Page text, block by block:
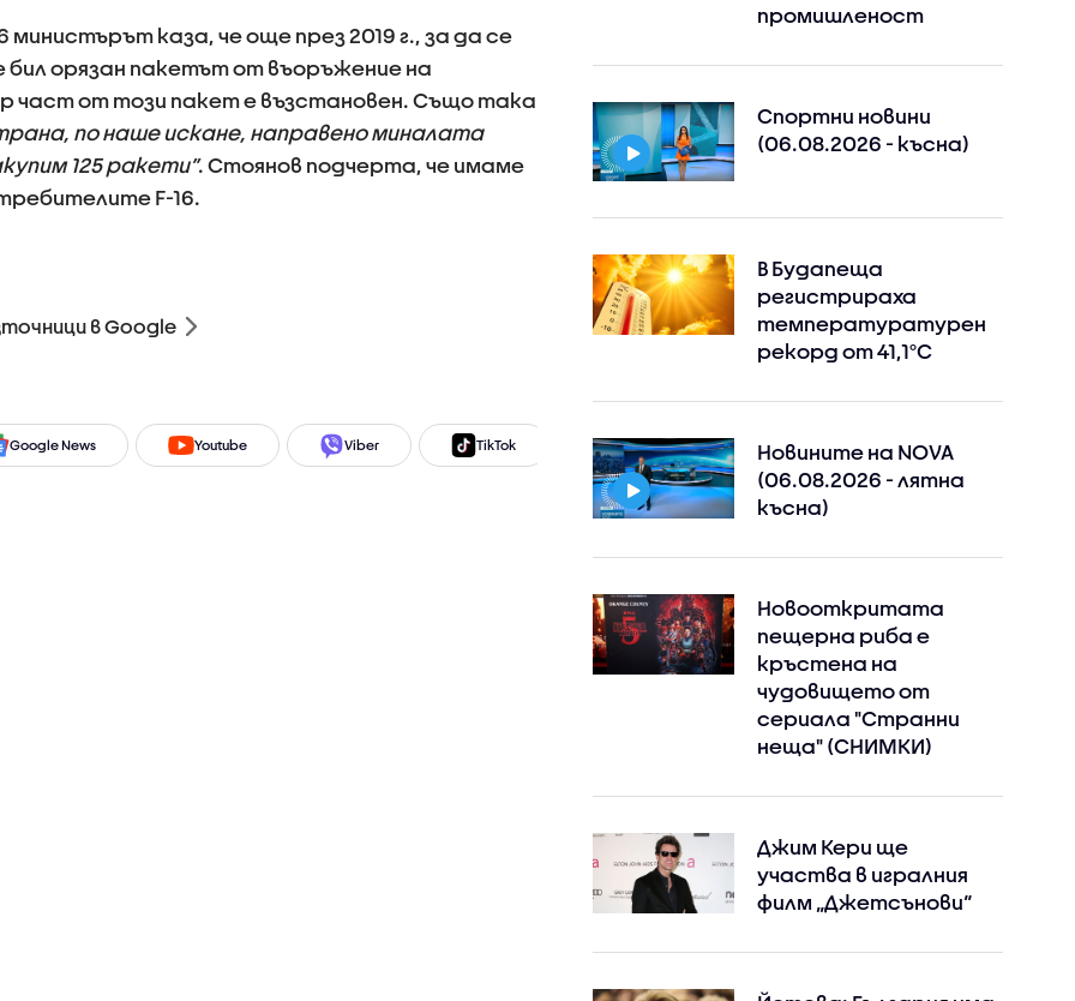
министърът каза, че още през 2019 г., за да се
орязан пакетът от въоръжение на
част от този пакет е възстановен. Също така
по наше искане, направено миналата
125 ракети”. Стоянов подчерта, че имаме
F-16.
в Google
Google News Youtube Viber TikTok Instagram Facebook
промишленост
Спортни новини
(06.08.2026 - късна)
В Будапеща
регистрираха
температуратурен
рекорд от 41,1°C
Новините на NOVA
(06.08.2026 - лятна
късна)
Новооткритата
пещерна риба е
кръстена на
чудовището от
сериала "Странни
неща" (СНИМКИ)
Джим Кери ще
участва в игралния
филм „Джетсънови“